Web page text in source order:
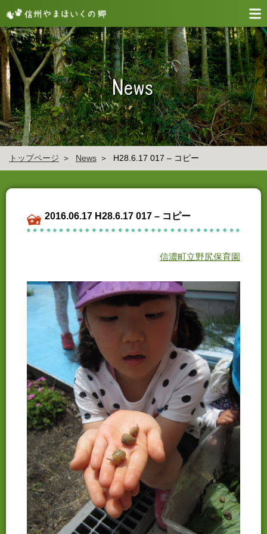
トップページ News H28.6.17 017 – コピー
2016.06.17 H28.6.17 017 – コピー
信濃町立野尻保育園